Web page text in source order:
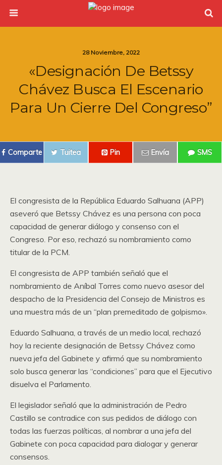
28 Noviembre, 2022
«Designación De Betssy
Chávez Busca El Escenario
Para Un Cierre Del Congreso”
Comparte Tuitea Pin Envía SMS
El congresista de la República Eduardo Salhuana (APP)
aseveró que Betssy Chávez es una persona con poca
capacidad de generar diálogo y consenso con el
Congreso. Por eso, rechazó su nombramiento como
titular de la PCM.
El congresista de APP también señaló que el
nombramiento de Aníbal Torres como nuevo asesor del
despacho de la Presidencia del Consejo de Ministros es
una muestra más de un “plan premeditado de golpismo».
Eduardo Salhuana, a través de un medio local, rechazó
hoy la reciente designación de Betssy Chávez como
nueva jefa del Gabinete y afirmó que su nombramiento
solo busca generar las “condiciones” para que el Ejecutivo
disuelva el Parlamento.
El legislador señaló que la administración de Pedro
Castillo se contradice con sus pedidos de diálogo con
todas las fuerzas políticas, al nombrar a una jefa del
Gabinete con poca capacidad para dialogar y generar
consensos.